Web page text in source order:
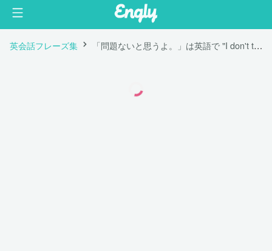
英会話フレーズ集 「問題ないと思うよ。」は英語で "I don't think that would be a problem."